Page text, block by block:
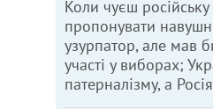
Коли чуєш
пропонувати
узурпатор, але мав
участі у виборах;
патерналізму, а